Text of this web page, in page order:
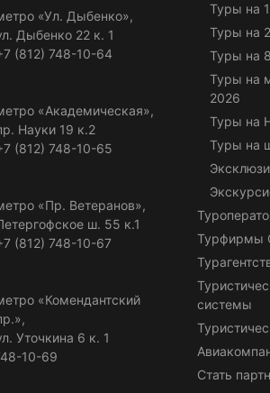
«Ул. Дыбенко»,
Дыбенко 22 к. 1
(812) 748-10-64
«Академическая»,
Науки 19 к.2
(812) 748-10-65
«Пр. Ветеранов»,
ш. 55 к.1
(812) 748-10-67
«Комендантский
Уточкина 6 к. 1
10-69
Туры на
Туры на
Туры на
Туры на
2026
Туры на
Туры на
Турфирмы
системы
Стать